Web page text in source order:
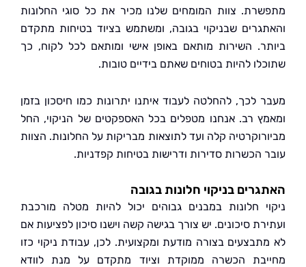
צוות המומחים שלנו מכיר את כל סוגי החלונות
שבניקוי בגובה, ומשתמש בציוד בטיחות מתקדם
השירות מותאם באופן אישי ומותאם לכל לקוח, כך
להיות בטוחים שאתם בידיים טובות.
לכך, להחלטה לעבוד איתנו יתרונות כמו חיסכון בזמן
רב. אנחנו מטפלים בכל האספקטים של הניקוי, החל
קלה ועד לתוצאות מבריקות על החלונות. הצוות
הכשרות סדירות ודרישות בטיחות קפדניות.
בניקוי חלונות בגובה
חלונות במבנים גבוהים יכול להיות מטלה מורכבת
סיכונים. יש צורך בגישה קשה וישנו סיכון לפציעות אם
בצורה מודעת ומקצועית. לכן, עבודת ניקוי כזו
הכשרה ממוקדת וציוד מתקדם על מנת לוודא